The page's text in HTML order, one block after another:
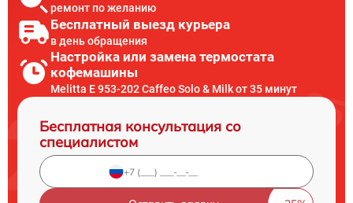
ремонт по желанию
Бесплатный выезд курьера
в день обращения
Настройка или замена термостата
кофемашины
Melitta Е 953-202 Caffeo Solo & Milk от 35 минут
Бесплатная консультация со
специалистом